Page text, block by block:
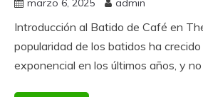
marzo 6, 2025 admin
Introducción al Batido de Café en
popularidad de los batidos ha
exponencial en los últimos años, y